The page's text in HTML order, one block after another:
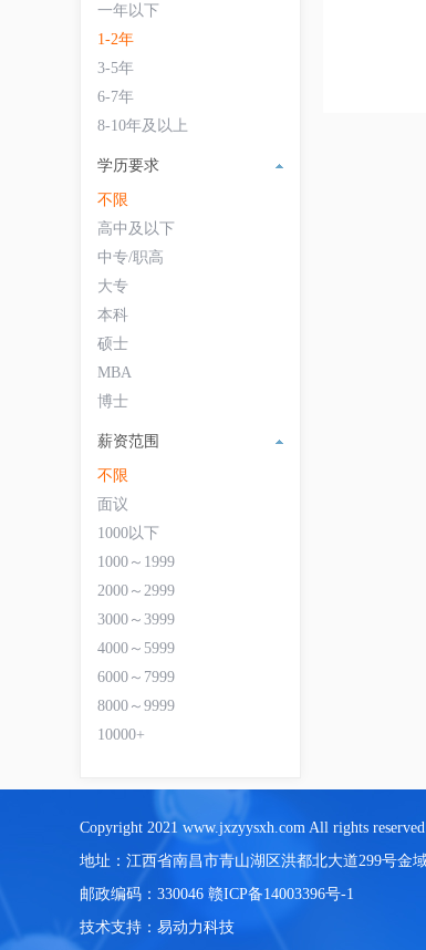
一年以下
1-2年
3-5年
6-7年
8-10年及以上
学历要求
不限
高中及以下
中专/职高
大专
本科
硕士
MBA
博士
薪资范围
不限
面议
1000以下
1000～1999
2000～2999
3000～3999
4000～5999
6000～7999
8000～9999
10000+
Copyright 2021 www.jxzyysxh.com All rights
地址：江西省南昌市青山湖区洪都北大道299号金
邮政编码：330046 赣ICP备14003396号-1
技术支持： 易动力科技